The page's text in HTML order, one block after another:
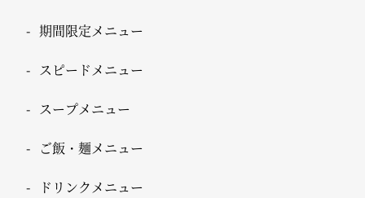
期間限定メニュー
スピードメニュー
スープメニュー
ご飯・麺メニュー
ドリンクメニュー